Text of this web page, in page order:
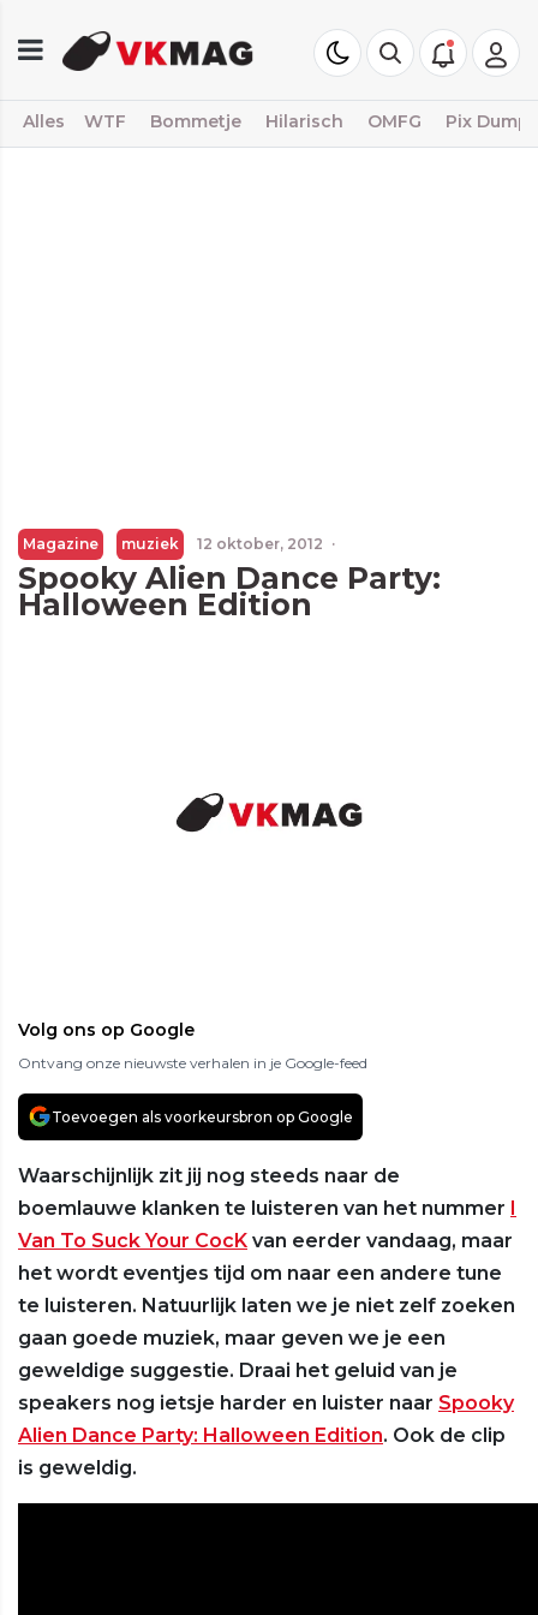
Alles WTF Bommetje Hilarisch OMFG Pix Dump
Magazine muziek 12 oktober, 2012 ·
Spooky Alien Dance Party:
Halloween Edition
Volg ons op Google
Ontvang onze nieuwste verhalen in je Google-feed
Toevoegen als voorkeursbron op Google
Waarschijnlijk zit jij nog steeds naar de
boemlauwe klanken te luisteren van het nummer I
Van To Suck Your CocK van eerder vandaag, maar
het wordt eventjes tijd om naar een andere tune
te luisteren. Natuurlijk laten we je niet zelf zoeken
gaan goede muziek, maar geven we je een
geweldige suggestie. Draai het geluid van je
speakers nog ietsje harder en luister naar Spooky
Alien Dance Party: Halloween Edition. Ook de clip
is geweldig.